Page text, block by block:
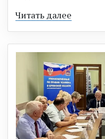
Читать далее